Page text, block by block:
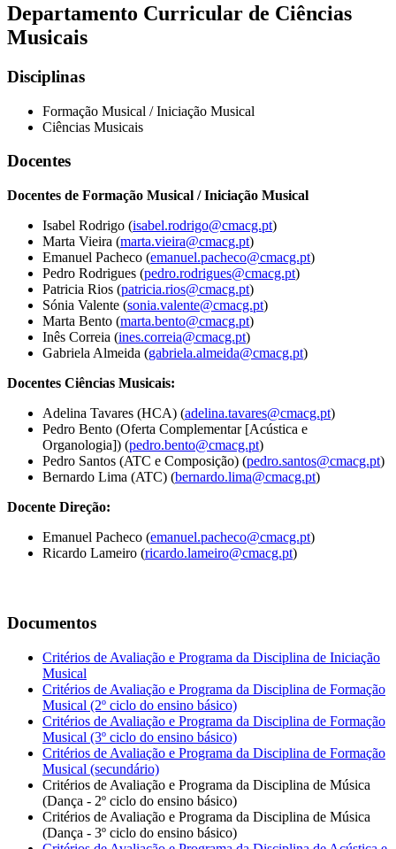
Departamento Curricular de Ciências
Musicais
Disciplinas
Formação Musical / Iniciação Musical
Ciências Musicais
Docentes
Docentes de Formação Musical / Iniciação Musical
Isabel Rodrigo (isabel.rodrigo@cmacg.pt)
Marta Vieira (marta.vieira@cmacg.pt)
Emanuel Pacheco (emanuel.pacheco@cmacg.pt)
Pedro Rodrigues (pedro.rodrigues@cmacg.pt)
Patricia Rios (patricia.rios@cmacg.pt)
Sónia Valente (sonia.valente@cmacg.pt)
Marta Bento (marta.bento@cmacg.pt)
Inês Correia (ines.correia@cmacg.pt)
Gabriela Almeida (gabriela.almeida@cmacg.pt)
Docentes Ciências Musicais:
Adelina Tavares (HCA) (adelina.tavares@cmacg.pt)
Pedro Bento (Oferta Complementar [Acústica e
Organologia]) (pedro.bento@cmacg.pt)
Pedro Santos (ATC e Composição) (pedro.santos@cmacg.pt)
Bernardo Lima (ATC) (bernardo.lima@cmacg.pt)
Docente Direção:
Emanuel Pacheco (emanuel.pacheco@cmacg.pt)
Ricardo Lameiro (ricardo.lameiro@cmacg.pt)
Documentos
Critérios de Avaliação e Programa da Disciplina de Iniciação
Musical
Critérios de Avaliação e Programa da Disciplina de Formação
Musical (2º ciclo do ensino básico)
Critérios de Avaliação e Programa da Disciplina de Formação
Musical (3º ciclo do ensino básico)
Critérios de Avaliação e Programa da Disciplina de Formação
Musical (secundário)
Critérios de Avaliação e Programa da Disciplina de Música
(Dança - 2º ciclo do ensino básico)
Critérios de Avaliação e Programa da Disciplina de Música
(Dança - 3º ciclo do ensino básico)